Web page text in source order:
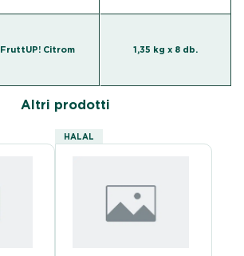
FruttUP! Citrom 1,35 kg x 8 db.
Altri prodotti
HALAL